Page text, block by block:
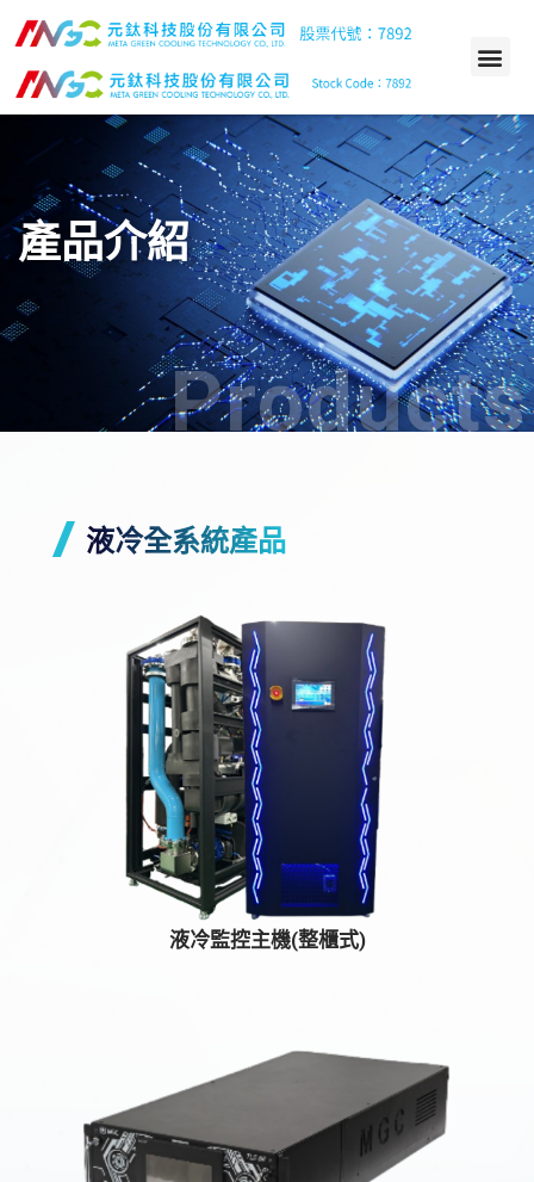
產品介紹
Products
液冷全系統產品
液冷監控主機(整櫃式)